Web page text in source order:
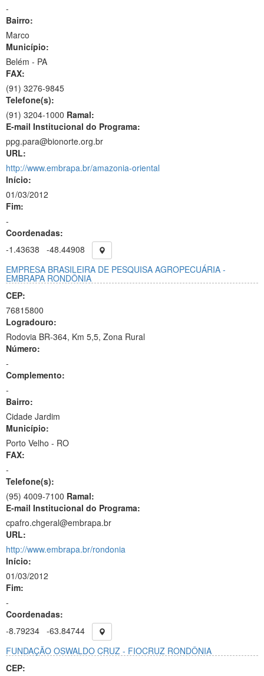
-
Bairro:
Marco
Município:
Belém - PA
FAX:
(91) 3276-9845
Telefone(s):
(91) 3204-1000 Ramal:
E-mail Institucional do Programa:
ppg.para@bionorte.org.br
URL:
http://www.embrapa.br/amazonia-oriental
Início:
01/03/2012
Fim:
-
Coordenadas:
-1.43638
-48.44908
EMPRESA BRASILEIRA DE PESQUISA AGROPECUÁRIA -
EMBRAPA RONDÔNIA
CEP:
76815800
Logradouro:
Rodovia BR-364, Km 5,5, Zona Rural
Número:
-
Complemento:
-
Bairro:
Cidade Jardim
Município:
Porto Velho - RO
FAX:
-
Telefone(s):
(95) 4009-7100 Ramal:
E-mail Institucional do Programa:
cpafro.chgeral@embrapa.br
URL:
http://www.embrapa.br/rondonia
Início:
01/03/2012
Fim:
-
Coordenadas:
-8.79234 -63.84744
FUNDAÇÃO OSWALDO CRUZ - FIOCRUZ RONDÔNIA
CEP: